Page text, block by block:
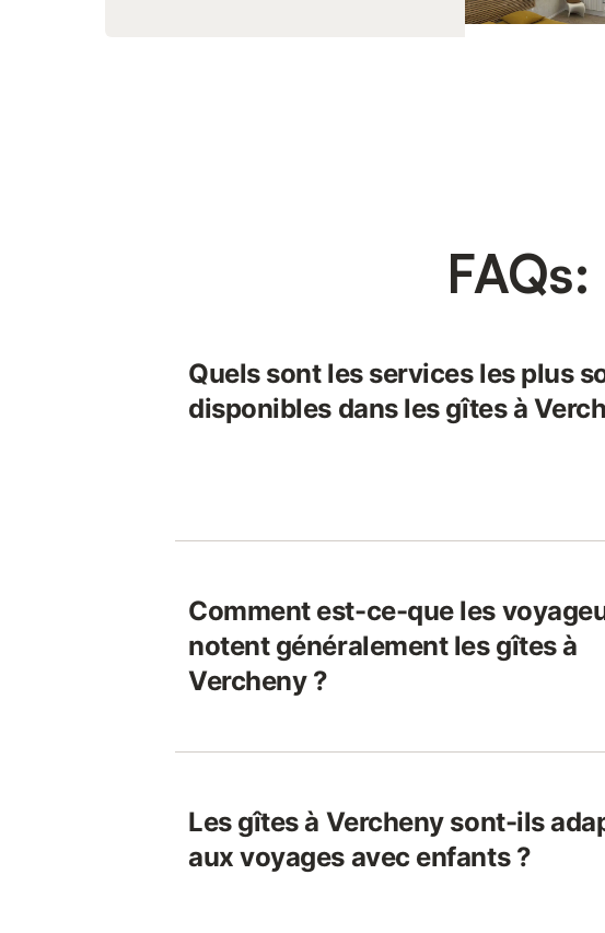
Quels sont les services les plus
disponibles dans les gîtes à
Comment est-ce-que les
notent généralement les gîtes à
Vercheny ?
Les gîtes à Vercheny sont-ils
aux voyages avec enfants ?